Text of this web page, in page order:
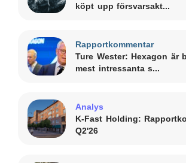
köpt upp försvarsakt...
Rapportkommentar
Ture Wester: Hexagon är
mest intressanta s...
Analys
K-Fast Holding:
Q2'26